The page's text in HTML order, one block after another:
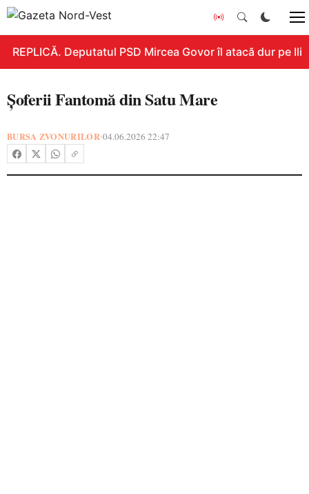
REPLICĂ. Deputatul PSD Mircea Govor îl atacă dur pe
Șoferii Fantomă din Satu Mare
BURSA ZVONURILOR•04.06.2026 22:47